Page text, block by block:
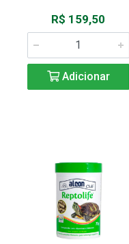
R$ 159,50
Adicionar